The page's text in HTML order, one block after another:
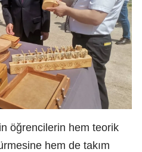
öğrencilerin hem teorik
hem de takım